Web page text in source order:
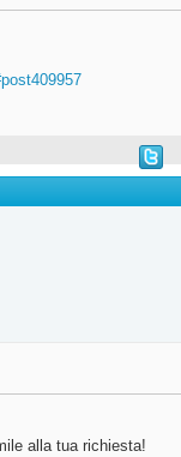
alla tua richiesta!